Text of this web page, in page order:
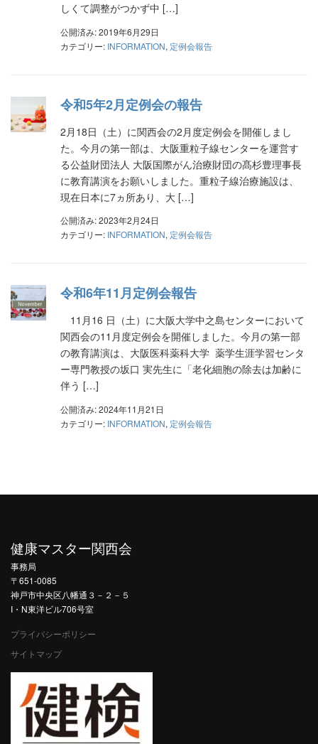
しくて調整がつかず中 […]
公開済み: 2019年6月29日
カテゴリー: INFORMATION, 定例会報告
令和5年2月定例会の報告
2月18日（土）に関西会の2月度定例会を開催しまし
た。今月の第一部は、大阪重粒子線センターを運営す
る公益財団法人 大阪国際がん治療財団の髙杉豊理事長
に教育講演をお願いしました。重粒子線治療施設は、
現在日本に7ヵ所あり、大 […]
公開済み: 2023年2月24日
カテゴリー: INFORMATION, 定例会報告
令和6年11月定例会報告
11月16 日（土）に大阪大学中之島センターにおいて
関西会の11月度定例会を開催しました。今月の第一部
の教育講演は、大阪医科薬科大学 薬学生涯学習センタ
ー専門教授の坂口 実先生に「老化細胞の除去は加齢に
伴う […]
公開済み: 2024年11月21日
カテゴリー: INFORMATION, 定例会報告
健康マスター関西会
事務局
〒651-0085
神戸市中央区八幡通３－２－５
I・N東洋ビル706号室
プライバシーポリシー
サイトマップ